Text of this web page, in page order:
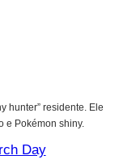
hunter” residente. Ele
e Pokémon shiny.
Day